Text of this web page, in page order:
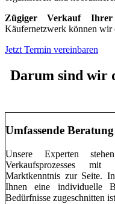
Zügiger Verkauf Ihrer
Käufernetzwerk können wir
Jetzt Termin vereinbaren
Darum sind wir
Umfassende
Unsere Experten
Verkaufsprozesses mit
Marktkenntnis zur Seite.
Ihnen eine individuelle
Bedürfnisse zugeschnitten